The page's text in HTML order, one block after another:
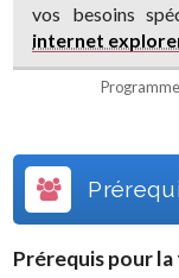
vos besoins
internet
Prérequis pour